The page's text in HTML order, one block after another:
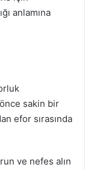
anlamına
sakin bir
efor sırasında
ve nefes alın